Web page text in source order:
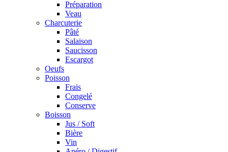
Préparation
Veau
Charcuterie
Pâté
Salaison
Saucisson
Escargot
Oeufs
Poisson
Frais
Congelé
Conserve
Boisson
Jus / Soft
Bière
Vin